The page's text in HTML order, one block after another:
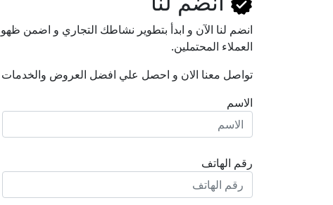
انضم لنا اﻵن و ابدأ بتطوير نشاطك التجاري و
العملاء المحتملين.
تواصل معنا الان و احصل علي افضل العروض
الاسم
رقم الهاتف